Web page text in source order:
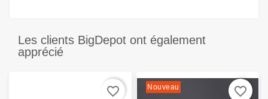
Les clients BigDepot ont également
apprécié
favorite_border Nouveau favorite_border